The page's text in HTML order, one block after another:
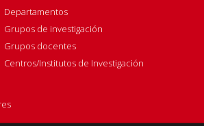
Departamentos
Grupos de investigación
Grupos docentes
Centros/Institutos de Investigación